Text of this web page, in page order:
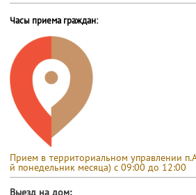
Часы приема граждан:
Прием в территориальном управлении
й понедельник месяца) с 09:00 до 12:00
Выезд на дом: